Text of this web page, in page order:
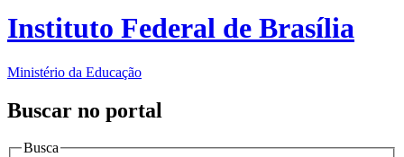
Instituto Federal de Brasília
Ministério da Educação
Buscar no portal
Busca